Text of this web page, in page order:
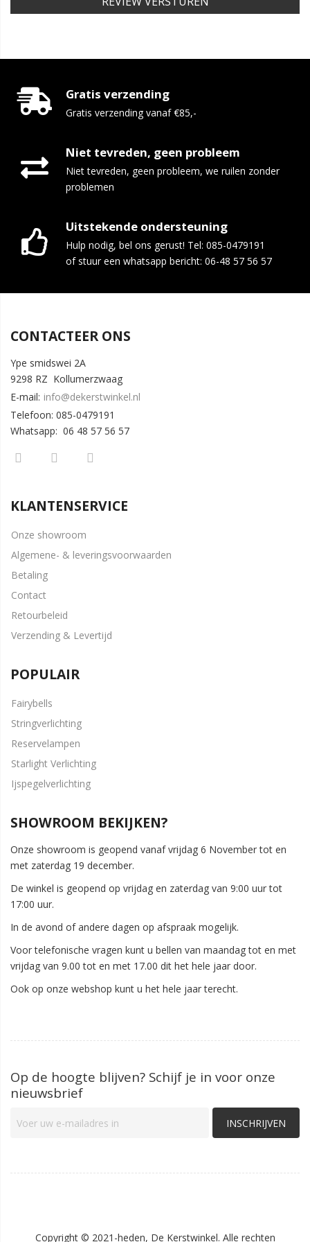
Gratis verzending
Gratis verzending vanaf €85,-
Niet tevreden, geen probleem
Niet tevreden, geen probleem, we ruilen zonder
problemen
Uitstekende ondersteuning
Hulp nodig, bel ons gerust! Tel: 085-0479191
of stuur een whatsapp bericht: 06-48 57 56 57
CONTACTEER ONS
Ype smidswei 2A
9298 RZ Kollumerzwaag
E-mail: info@dekerstwinkel.nl
Telefoon: 085-0479191
Whatsapp: 06 48 57 56 57
KLANTENSERVICE
Onze showroom
Algemene- & leveringsvoorwaarden
Betaling
Contact
Retourbeleid
Verzending & Levertijd
POPULAIR
Fairybells
Stringverlichting
Reservelampen
Starlight Verlichting
Ijspegelverlichting
SHOWROOM BEKIJKEN?
Onze showroom is geopend vanaf vrijdag 6 November tot en
met zaterdag 19 december.
De winkel is geopend op vrijdag en zaterdag van 9:00 uur tot
17:00 uur.
In de avond of andere dagen op afspraak mogelijk.
Voor telefonische vragen kunt u bellen van maandag tot en met
vrijdag van 9.00 tot en met 17.00 dit het hele jaar door.
Ook op onze webshop kunt u het hele jaar terecht.
Op de hoogte blijven? Schijf je in voor onze
nieuwsbrief
INSCHRIJVEN
Copyright © 2021-heden, De Kerstwinkel. Alle rechten